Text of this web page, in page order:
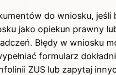
do wniosku, jeśli
jako opiekun prawny
Błędy w wniosku
formularz
ZUS lub zapytaj